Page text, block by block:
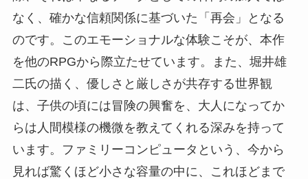
なく、確かな信頼関係に基づいた「再会」となる
のです。このエモーショナルな体験こそが、本作
を他のRPGから際立たせています。また、堀井雄
二氏の描く、優しさと厳しさが共存する世界観
は、子供の頃には冒険の興奮を、大人になってか
らは人間模様の機微を教えてくれる深みを持って
います。ファミリーコンピュータという、今から
見れば驚くほど小さな容量の中に、これほどまで